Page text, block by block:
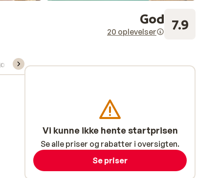
God
20 oplevelser 7.9
skileje/undervisning
Vi kunne ikke hente startprisen
Se alle priser og rabatter i oversigten.
Se priser